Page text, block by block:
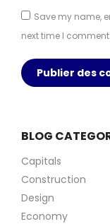
Save my name,
next time I comment.
Publier des
BLOG
Capitals
Construction
Design
Economy